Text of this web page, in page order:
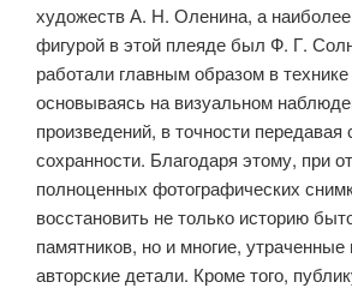
художеств А. Н. Оленина, а
фигурой в этой плеяде был Ф. Г.
работали главным образом в
основываясь на визуальном
произведений, в точности передавая
сохранности. Благодаря этому, при
полноценных фотографических
восстановить не только историю
памятников, но и многие,
авторские детали. Кроме того,